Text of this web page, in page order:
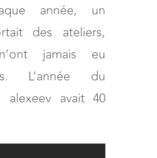
année, un
des ateliers,
jamais eu
L’année du
alexeev avait 40